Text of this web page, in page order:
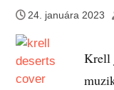
24. januára 2023
Krell